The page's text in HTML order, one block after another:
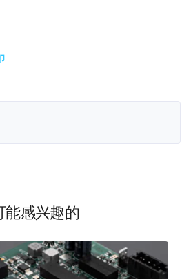
能感兴趣的